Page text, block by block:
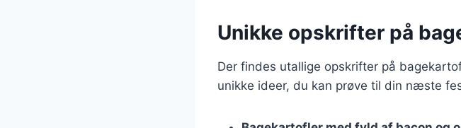
Unikke opskrifter på
Der findes utallige opskrifter på
unikke ideer, du kan prøve til din næste